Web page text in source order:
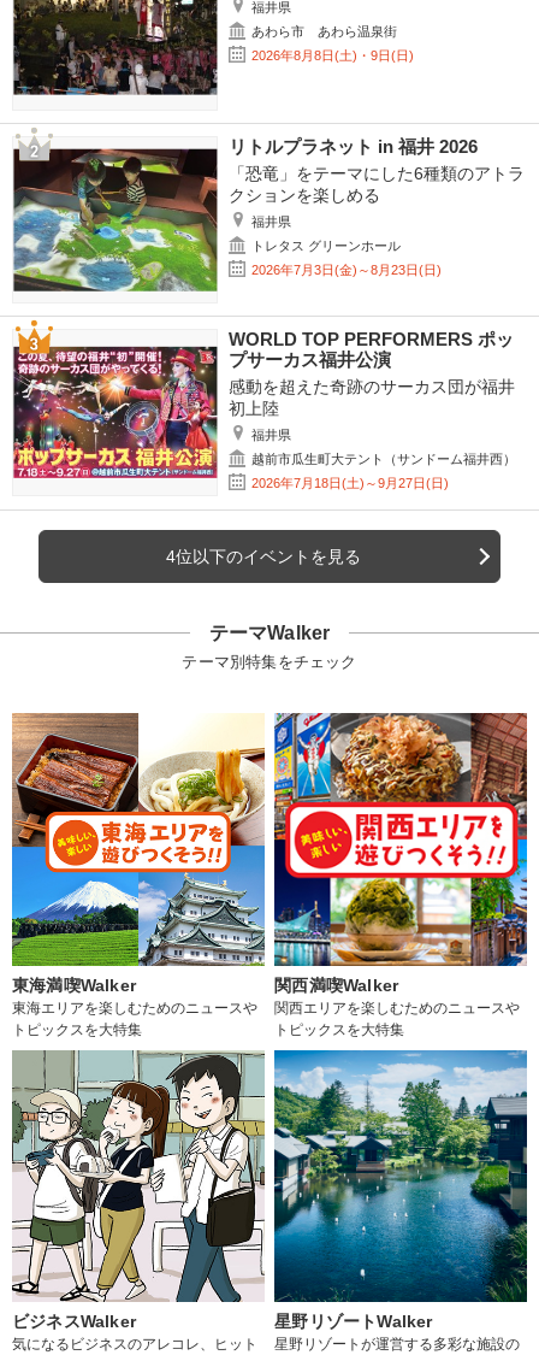
福井県
あわら市 あわら温泉街
2026年8月8日(土)・9日(日)
リトルプラネット in 福井 2026
「恐竜」をテーマにした6種類のアトラ
クションを楽しめる
福井県
トレタス グリーンホール
2026年7月3日(金)～8月23日(日)
WORLD TOP PERFORMERS ポッ
プサーカス福井公演
感動を超えた奇跡のサーカス団が福井
初上陸
福井県
越前市瓜生町大テント（サンドーム福井西）
2026年7月18日(土)～9月27日(日)
4位以下のイベントを見る
テーマWalker
テーマ別特集をチェック
東海満喫Walker
東海エリアを楽しむためのニュースや
トピックスを大特集
関西満喫Walker
関西エリアを楽しむためのニュースや
トピックスを大特集
ビジネスWalker
気になるビジネスのアレコレ、ヒット
星野リゾートWalker
星野リゾートが運営する多彩な施設の